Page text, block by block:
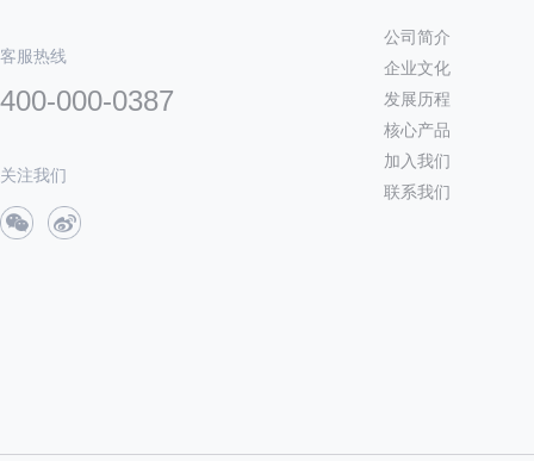
客服热线
400-000-0387
关注我们
公司简介
企业文化
发展历程
核心产品
加入我们
联系我们